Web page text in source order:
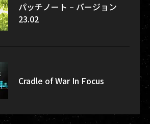
パッチノート – バージョン
23.02
Cradle of War In Focus